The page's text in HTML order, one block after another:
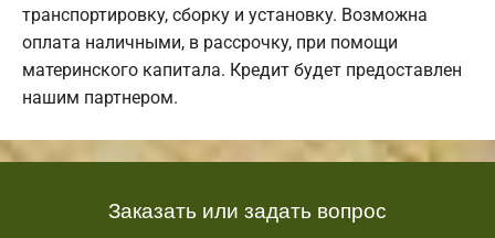
транспортировку, сборку и установку. Возможна
оплата наличными, в рассрочку, при помощи
материнского капитала. Кредит будет предоставлен
нашим партнером.
Заказать или задать вопрос